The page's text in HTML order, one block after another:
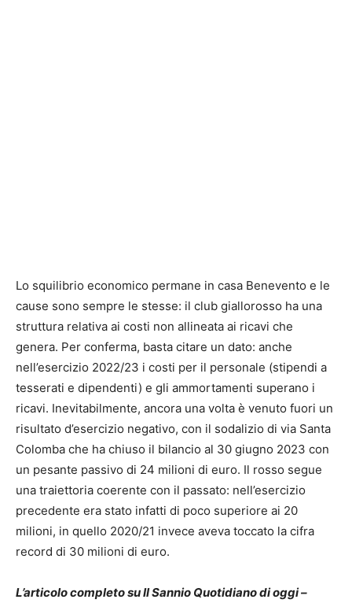
Lo squilibrio economico permane in casa Benevento e le
cause sono sempre le stesse: il club giallorosso ha una
struttura relativa ai costi non allineata ai ricavi che
genera. Per conferma, basta citare un dato: anche
nell’esercizio 2022/23 i costi per il personale (stipendi a
tesserati e dipendenti) e gli ammortamenti superano i
ricavi. Inevitabilmente, ancora una volta è venuto fuori un
risultato d’esercizio negativo, con il sodalizio di via Santa
Colomba che ha chiuso il bilancio al 30 giugno 2023 con
un pesante passivo di 24 milioni di euro. Il rosso segue
una traiettoria coerente con il passato: nell’esercizio
precedente era stato infatti di poco superiore ai 20
milioni, in quello 2020/21 invece aveva toccato la cifra
record di 30 milioni di euro.
L’articolo completo su Il Sannio Quotidiano di oggi –